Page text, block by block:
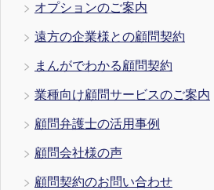
オプションのご案内
遠方の企業様との顧問契約
まんがでわかる顧問契約
業種向け顧問サービスのご案内
顧問弁護士の活用事例
顧問会社様の声
顧問契約のお問い合わせ